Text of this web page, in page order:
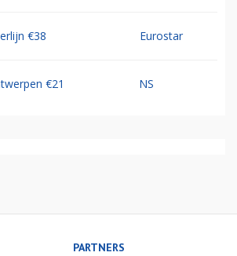
€38 Eurostar
€21 NS
PARTNERS